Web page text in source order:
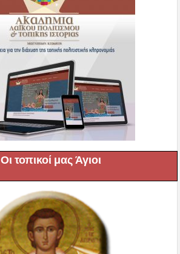
Οι τοπικοί μας Άγιοι